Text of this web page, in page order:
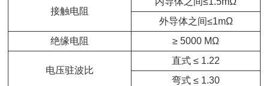
接触电阻
外导体之间≤1mΩ
绝缘电阻
≥ 5000 MΩ
电压驻波比
直式 ≤ 1.22
弯式 ≤ 1.30